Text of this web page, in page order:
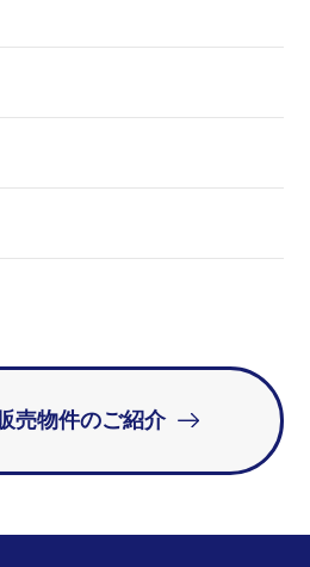
売物件のご紹介